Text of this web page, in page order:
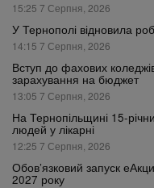
15:25 7 Серпня, 2026
У Тернополі відновила
14:15 7 Серпня, 2026
Вступ до фахових
зарахування на бюджет
13:05 7 Серпня, 2026
На Тернопільщині 15-
людей у лікарні
12:25 7 Серпня, 2026
Обов’язковий запуск
2027 року